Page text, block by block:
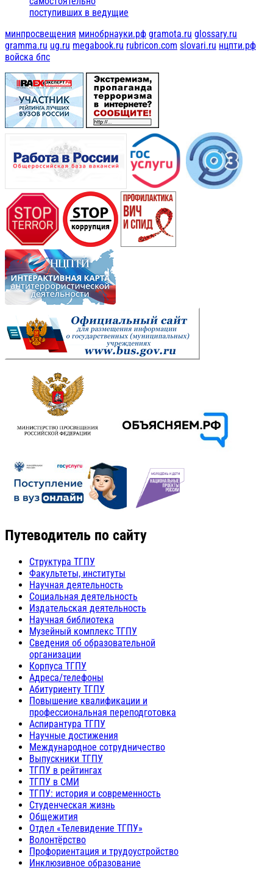
поступивших в ведущие
минпросвещения минобрнауки.рф gramota.ru glossary.ru
gramma.ru ug.ru megabook.ru rubricon.com slovari.ru нцпти.рф
войска бпс
Путеводитель по сайту
Структура ТГПУ
Факультеты, институты
Научная деятельность
Социальная деятельность
Издательская деятельность
Научная библиотека
Музейный комплекс ТГПУ
Сведения об образовательной
организации
Корпуса ТГПУ
Адреса/телефоны
Абитуриенту ТГПУ
Повышение квалификации и
профессиональная переподготовка
Аспирантура ТГПУ
Научные достижения
Международное сотрудничество
Выпускники ТГПУ
ТГПУ в рейтингах
ТГПУ в СМИ
ТГПУ: история и современность
Студенческая жизнь
Общежития
Отдел «Телевидение ТГПУ»
Волонтёрство
Профориентация и трудоустройство
Инклюзивное образование